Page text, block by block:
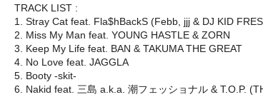
TRACK LIST :
1. Stray Cat feat. Fla$hBackS (Febb, jjj & DJ KID
2. Miss My Man feat. YOUNG HASTLE & ZORN
3. Keep My Life feat. BAN & TAKUMA THE GREAT
4. No Love feat. JAGGLA
5. Booty -skit-
6. Nakid feat. 三島 a.k.a. 潮フェッショナル & T.O.P.